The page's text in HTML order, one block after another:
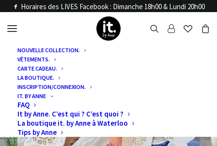
Horaires des LIVES Facebook : Dimanche 18h00 & Lundi 20h00
NOUVELLE COLLECTION.
VÊTEMENTS.
CARTE CADEAU.
LA BOUTIQUE.
INSCRIPTION/CONNEXION.
IT. BY ANNE
FAQ
It by Anne. C’est qui ? C’est quoi ?
La boutique it. by Anne à Waterloo
Tips by Anne